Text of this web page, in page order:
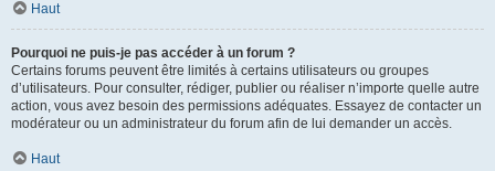
Haut
Pourquoi ne puis-je pas accéder à un forum ?
Certains forums peuvent être limités à certains utilisateurs ou groupes
d’utilisateurs. Pour consulter, rédiger, publier ou réaliser n’importe quelle autre
action, vous avez besoin des permissions adéquates. Essayez de contacter un
modérateur ou un administrateur du forum afin de lui demander un accès.
Haut